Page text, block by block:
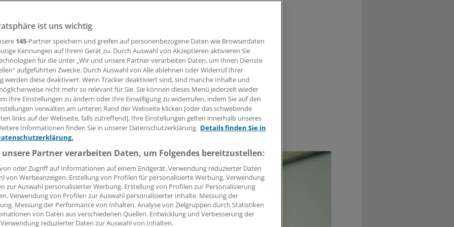
im Bundestag erkundigt sich nach Gesundheitsleistungen für
Bundesregierung betont die Begrenzung auf eine „medizinische
in den ersten 18 Monaten.
13:10 Uhr
0
ist uns wichtig
145-Partner speichern und greifen auf personenbezogene Daten wie Browserdaten
Kennungen auf Ihrem Gerät zu. Durch Auswahl von Akzeptieren aktivieren Sie
für die unter „Wir und unsere Partner verarbeiten Daten, um Ihnen Dienste
aufgeführten Zwecke. Durch Auswahl von Alle ablehnen oder Widerruf Ihrer
werden diese deaktiviert. Wenn Tracker deaktiviert sind, sind manche Inhalte und
nicht mehr so relevant für Sie. Sie können dieses Menü jederzeit wieder
Ihre Einstellungen zu ändern oder Ihre Einwilligung zu widerrufen, indem Sie auf den
verwalten am unteren Rand der Webseite klicken [oder das schwebende
links auf der Webseite, falls zutreffend]. Ihre Einstellungen gelten innerhalb unseres
Informationen finden Sie in unserer Datenschutzerklärung. Details finden Sie in
Partner verarbeiten Daten, um Folgendes bereitzustellen:
oder Zugriff auf Informationen auf einem Endgerät. Verwendung reduzierter Daten
von Werbeanzeigen. Erstellung von Profilen für personalisierte Werbung. Verwendung
zur Auswahl personalisierter Werbung. Erstellung von Profilen zur Personalisierung
Verwendung von Profilen zur Auswahl personalisierter Inhalte. Messung der
Messung der Performance von Inhalten. Analyse von Zielgruppen durch Statistiken
von Daten aus verschiedenen Quellen. Entwicklung und Verbesserung der
reduzierter Daten zur Auswahl von Inhalten.